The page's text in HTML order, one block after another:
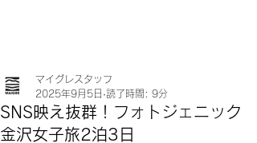
SNS映え抜群！フォトジェニック
金沢女子旅2泊3日
マイグレスタッフ
2025年9月5日 読了時間: 9分